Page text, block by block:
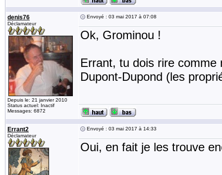
denis76
Déclamateur
Depuis le: 21 janvier 2010
Status actuel: Inactif
Messages: 6872
Envoyé : 03 mai 2017 à 07:08
Ok, Grominou !
Errant, tu dois rire comme
Dupont-Dupond (les
Errant2
Déclamateur
Envoyé : 03 mai 2017 à 14:33
Oui, en fait je les trouve